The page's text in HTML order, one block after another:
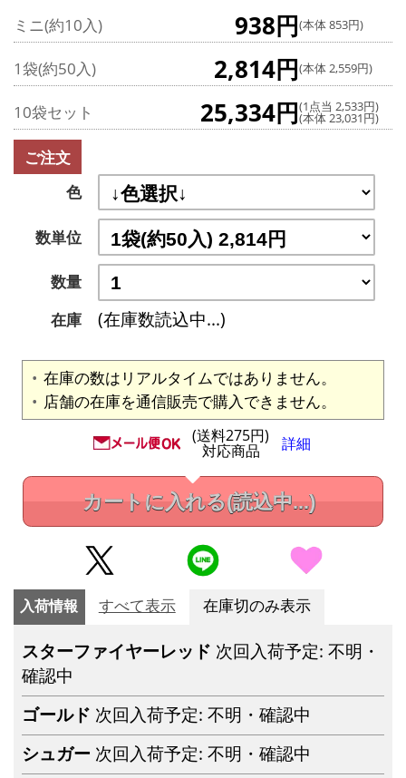
ミニ(約10入) 938円(本体 853円)
1袋(約50入) 2,814円(本体 2,559円)
10袋セット 25,334円(1点当 2,533円)
(本体 23,031円)
ご注文
色
数単位
数量
在庫
(在庫数読込中...)
在庫の数はリアルタイムではありません。
店舗の在庫を通信販売で購入できません。
(送料275円)
対応商品 詳細
カートに入れる(読込中...)
入荷情報 すべて表示 在庫切のみ表示
スターファイヤーレッド 次回入荷予定: 不明・
確認中
ゴールド 次回入荷予定: 不明・確認中
シュガー 次回入荷予定: 不明・確認中